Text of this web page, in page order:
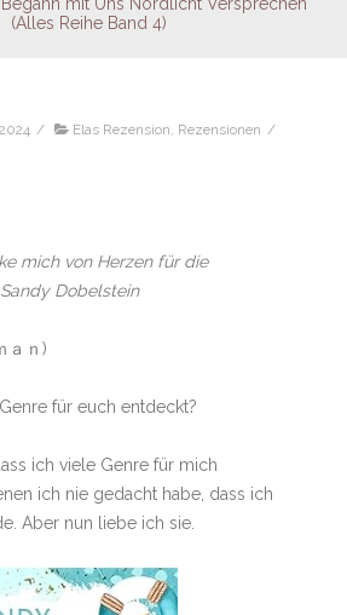
(Alles Reihe Band 4)
/ Elas Rezension, Rezensionen /
mich von Herzen für die
Dobelstein
ａｎ)
für euch entdeckt?
ich viele Genre für mich
ich nie gedacht habe, dass ich
Aber nun liebe ich sie.